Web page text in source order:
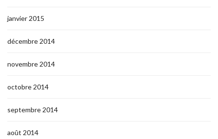
janvier 2015
décembre 2014
novembre 2014
octobre 2014
septembre 2014
août 2014